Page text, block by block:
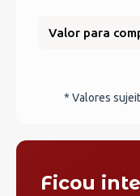
Valor para
* Valores
Ficou